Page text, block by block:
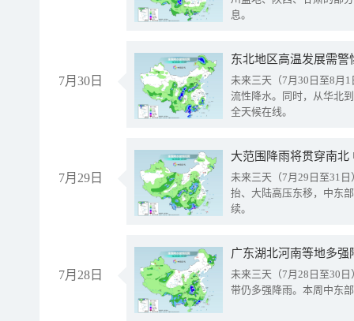
息。
7月30日
东北地区高温发展需
未来三天（7月30日至8月
流性降水。同时，从华北
全天候在线。
7月29日
大范围降雨将贯穿南
未来三天（7月29日至31
抬、大陆高压东移，中东
续。
7月28日
广东湖北河南等地多
未来三天（7月28日至30
带仍多强降雨。本周中东